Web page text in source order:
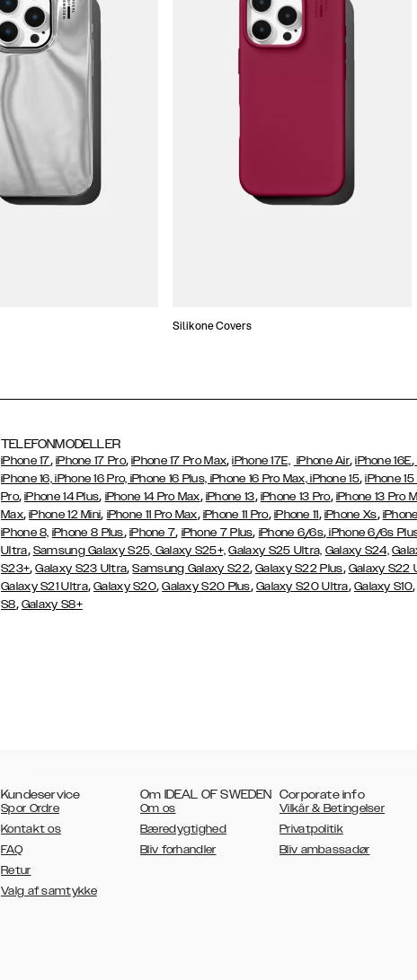
Silikone Covers
TELEFONMODELLER
iPhone 17, iPhone 17 Pro,iPhone 17 Pro Max,iPhone 17E, iPhone Air,iPhone 16E,
iPhone 16, iPhone 16 Pro, iPhone 16 Plus, iPhone 16 Pro Max, iPhone 15,iPhone 15
Pro,iPhone 14 Plus, iPhone 14 Pro Max, iPhone 13, iPhone 13 Pro, iPhone 13 Pro
Max,iPhone 12 Mini, iPhone 11 Pro Max, iPhone 11 Pro, iPhone 11, iPhone Xs,
iPhone 8, iPhone 8 Plus, iPhone 7, iPhone 7 Plus, iPhone 6/6s, iPhone 6/6s
Ultra, Samsung Galaxy S25, Galaxy S25+, Galaxy S25 Ultra, Galaxy S24,
S23+,Galaxy S23 Ultra,Samsung Galaxy S22,Galaxy S22 Plus, Galaxy S22
Galaxy S21 Ultra,Galaxy S20,Galaxy S20 Plus, Galaxy S20 Ultra, Galaxy S10
S8, Galaxy S8+
Kundeservice
Spor Ordre
Kontakt os
FAQ
Retur
Valg af samtykke
Om IDEAL OF SWEDEN
Om os
Bæredygtighed
Bliv forhandler
Corporate info
Vilkår & Betingelser
Privatpolitik
Bliv ambassadør